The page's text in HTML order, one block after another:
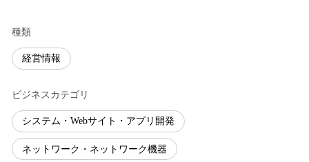
種類
経営情報
ビジネスカテゴリ
システム・Webサイト・アプリ開発
ネットワーク・ネットワーク機器